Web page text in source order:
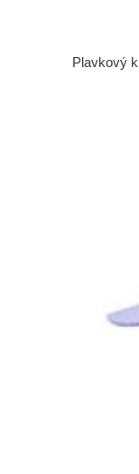
Plavkový